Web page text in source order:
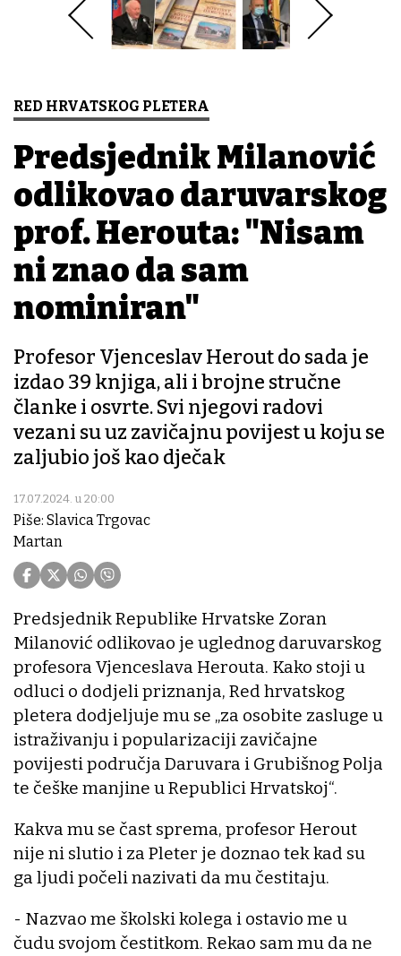
RED HRVATSKOG PLETERA
Predsjednik Milanović
odlikovao daruvarskog
prof. Herouta: "Nisam
ni znao da sam
nominiran"
Profesor Vjenceslav Herout do sada je
izdao 39 knjiga, ali i brojne stručne
članke i osvrte. Svi njegovi radovi
vezani su uz zavičajnu povijest u koju se
zaljubio još kao dječak
17.07.2024. u 20:00
Piše: Slavica Trgovac
Martan
Predsjednik Republike Hrvatske Zoran
Milanović odlikovao je uglednog daruvarskog
profesora Vjenceslava Herouta. Kako stoji u
odluci o dodjeli priznanja, Red hrvatskog
pletera dodjeljuje mu se „za osobite zasluge u
istraživanju i popularizaciji zavičajne
povijesti područja Daruvara i Grubišnog Polja
te češke manjine u Republici Hrvatskoj“.
Kakva mu se čast sprema, profesor Herout
nije ni slutio i za Pleter je doznao tek kad su
ga ljudi počeli nazivati da mu čestitaju.
- Nazvao me školski kolega i ostavio me u
čudu svojom čestitkom. Rekao sam mu da ne